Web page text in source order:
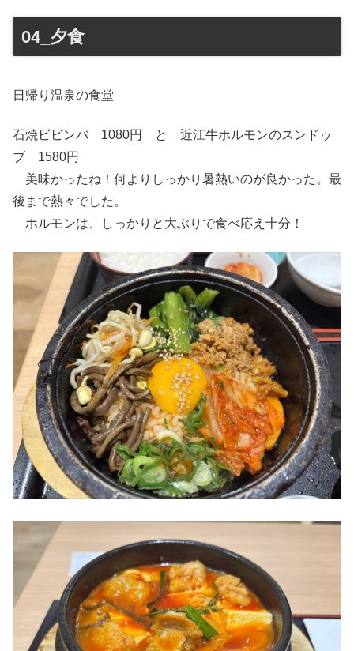
04_夕食
日帰り温泉の食堂
石焼ビビンバ 1080円 と 近江牛ホルモンのスンドゥ
ブ 1580円
美味かったね！何よりしっかり暑熱いのが良かった。最
後まで熱々でした。
ホルモンは、しっかりと大ぶりで食べ応え十分！